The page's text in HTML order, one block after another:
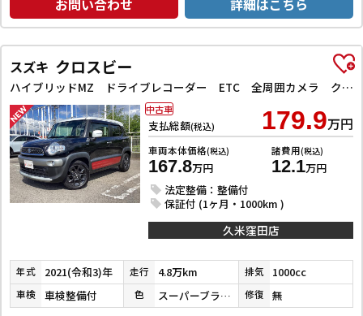
お問い合わせ 詳細はこちら
スズキ クロスビー
ハイブリッドMZ ドライブレコーダー ETC 全周囲カメラ クリアランスソナー オートクルーズコントロール レーンアシスト 衝突被害軽減システム ナビ TV オートライト LEDヘッドランプ アルミホイール
支払総額(税込) 179.9万円
車両本体価格(税込)
167.8万円
諸費用(税込)
12.1万円
法定整備：整備付
保証付 (1ヶ月・1000km )
中古車
久米窪田店
年式 2021(令和3)年 走行 4.8万km 排気 1000cc
車検 車検整備付 色 スーパーブラックＰ／ピュアホワイトＰ／バーニングレッドパール 修復 無